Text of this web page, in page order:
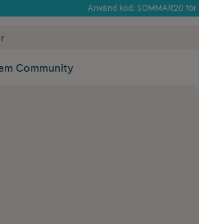
Använd kod: SOMMAR20
✓ Fri frakt
Community